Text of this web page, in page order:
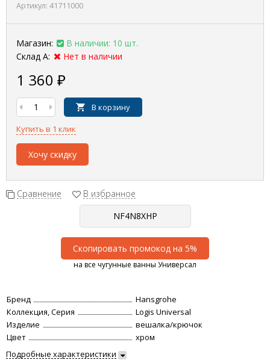
Артикул: 41711000
Магазин:
В наличии: 10 шт.
Склад А:
Нет в наличии
1 360 ₽
В корзину
Купить в 1 клик
Хочу скидку
Сравнение В избранное
Скопировать промокод на 5%
на все чугунные ванны Универсал
Бренд
Hansgrohe
Коллекция, Серия
Logis Universal
Изделие
вешалка/крючок
Цвет
хром
Подробные характеристики